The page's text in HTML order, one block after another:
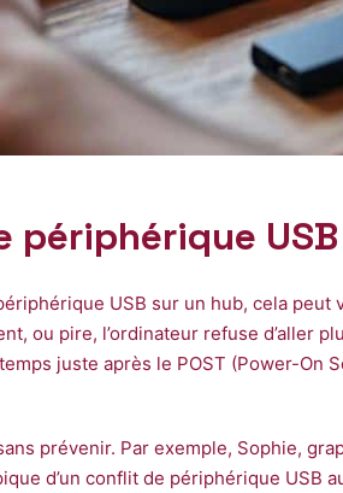
périphérique
USB sur un hub, cela
ou pire, l’ordinateur refuse d’aller
juste après le POST (Power-
prévenir. Par exemple, Sophie,
d’un conflit de périphérique